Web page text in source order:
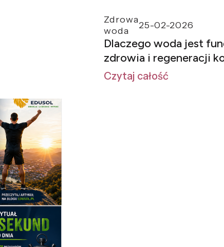
Zdrowa
woda
25-02-2026
Dlaczego woda jest
zdrowia i regeneracji
Czytaj całość